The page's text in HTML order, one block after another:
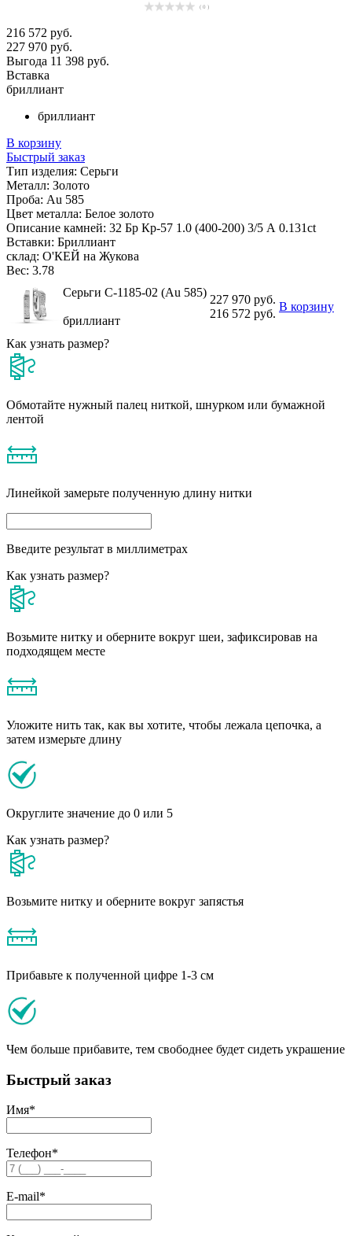
( 0 )
216 572 руб.
227 970 руб.
Выгода 11 398 руб.
Вставка
бриллиант
бриллиант
В корзину
Быстрый заказ
Тип изделия: Серьги
Металл: Золото
Проба: Au 585
Цвет металла: Белое золото
Описание камней: 32 Бр Кр-57 1.0 (400-200) 3/5 А 0.131ct
Вставки: Бриллиант
склад: О'КЕЙ на Жукова
Вес: 3.78
Серьги С-1185-02 (Au 585)
227 970 руб.
216 572 руб.
В корзину
бриллиант
Как узнать размер?
Обмотайте нужный палец ниткой, шнурком или бумажной
лентой
Линейкой замерьте полученную длину нитки
Введите результат в миллиметрах
Как узнать размер?
Возьмите нитку и оберните вокруг шеи, зафиксировав на
подходящем месте
Уложите нить так, как вы хотите, чтобы лежала цепочка, а
затем измерьте длину
Округлите значение до 0 или 5
Как узнать размер?
Возьмите нитку и оберните вокруг запястья
Прибавьте к полученной цифре 1-3 см
Чем больше прибавите, тем свободнее будет сидеть украшение
Быстрый заказ
Имя*
Телефон*
E-mail*